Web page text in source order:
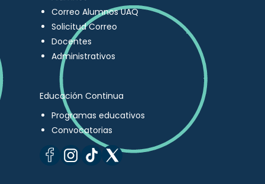
Correo Alumnos UAQ
Solicitud Correo
Docentes
Administrativos
Educación Continua
Programas educativos
Convocatorias